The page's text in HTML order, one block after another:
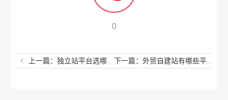
0
上一篇：独立站平台选哪个好？哪些建站平台好用？